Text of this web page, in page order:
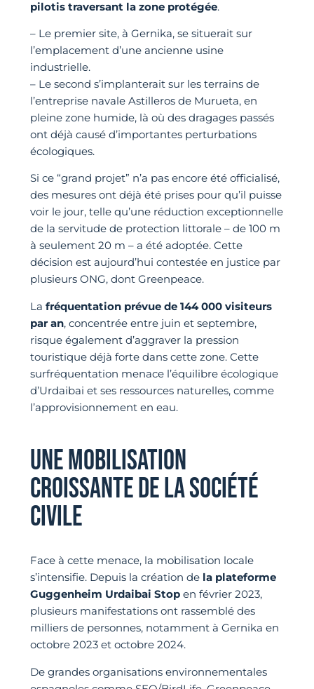
pilotis traversant la zone protégée.
– Le premier site, à Gernika, se situerait sur
l’emplacement d’une ancienne usine
industrielle.
– Le second s’implanterait sur les terrains de
l’entreprise navale Astilleros de Murueta, en
pleine zone humide, là où des dragages passés
ont déjà causé d’importantes perturbations
écologiques.
Si ce “grand projet” n’a pas encore été officialisé,
des mesures ont déjà été prises pour qu’il puisse
voir le jour, telle qu’une réduction exceptionnelle
de la servitude de protection littorale – de 100 m
à seulement 20 m – a été adoptée. Cette
décision est aujourd’hui contestée en justice par
plusieurs ONG, dont Greenpeace.
La fréquentation prévue de 144 000 visiteurs
par an, concentrée entre juin et septembre,
risque également d’aggraver la pression
touristique déjà forte dans cette zone. Cette
surfréquentation menace l’équilibre écologique
d’Urdaibai et ses ressources naturelles, comme
l’approvisionnement en eau.
UNE MOBILISATION
CROISSANTE DE LA SOCIÉTÉ
CIVILE
Face à cette menace, la mobilisation locale
s’intensifie. Depuis la création de la plateforme
Guggenheim Urdaibai Stopen février 2023,
plusieurs manifestations ont rassemblé des
milliers de personnes, notamment à Gernika en
octobre 2023 et octobre 2024.
De grandes organisations environnementales